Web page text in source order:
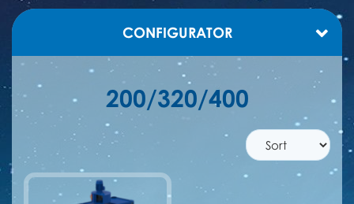
CONFIGURATOR
200/320/400